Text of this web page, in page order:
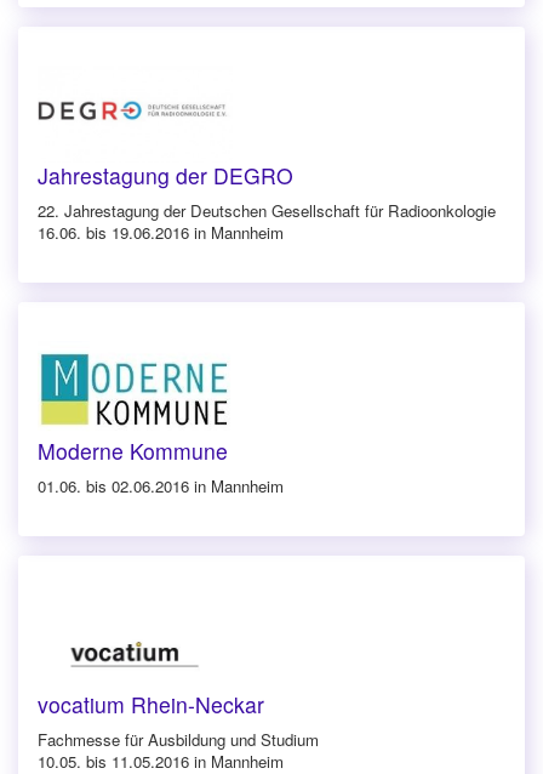
Jahrestagung der DEGRO
22. Jahrestagung der Deutschen Gesellschaft für Radioonkologie
16.06. bis 19.06.2016 in Mannheim
Moderne Kommune
01.06. bis 02.06.2016 in Mannheim
vocatium Rhein-Neckar
Fachmesse für Ausbildung und Studium
10.05. bis 11.05.2016 in Mannheim